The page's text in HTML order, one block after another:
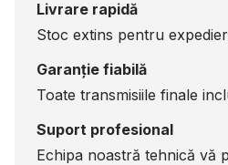
Livrare rapidă
Stoc extins pentru
Garanție fiabilă
Toate transmisiile finale
Suport profesional
Echipa noastră tehnică vă